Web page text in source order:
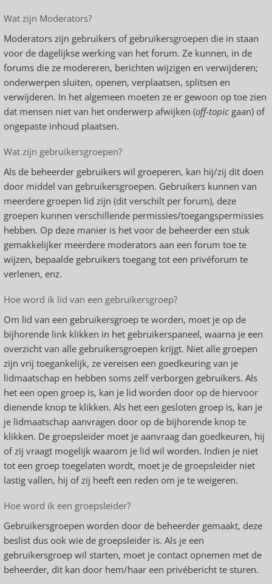
Wat zijn Moderators?
Moderators zijn gebruikers of gebruikersgroepen die in staan
voor de dagelijkse werking van het forum. Ze kunnen, in de
forums die ze modereren, berichten wijzigen en verwijderen;
onderwerpen sluiten, openen, verplaatsen, splitsen en
verwijderen. In het algemeen moeten ze er gewoon op toe zien
dat mensen niet van het onderwerp afwijken (off-topic gaan) of
ongepaste inhoud plaatsen.
Wat zijn gebruikersgroepen?
Als de beheerder gebruikers wil groeperen, kan hij/zij dit doen
door middel van gebruikersgroepen. Gebruikers kunnen van
meerdere groepen lid zijn (dit verschilt per forum), deze
groepen kunnen verschillende permissies/toegangspermissies
hebben. Op deze manier is het voor de beheerder een stuk
gemakkelijker meerdere moderators aan een forum toe te
wijzen, bepaalde gebruikers toegang tot een privéforum te
verlenen, enz.
Hoe word ik lid van een gebruikersgroep?
Om lid van een gebruikersgroep te worden, moet je op de
bijhorende link klikken in het gebruikerspaneel, waarna je een
overzicht van alle gebruikersgroepen krijgt. Niet alle groepen
zijn vrij toegankelijk, ze vereisen een goedkeuring van je
lidmaatschap en hebben soms zelf verborgen gebruikers. Als
het een open groep is, kan je lid worden door op de hiervoor
dienende knop te klikken. Als het een gesloten groep is, kan je
je lidmaatschap aanvragen door op de bijhorende knop te
klikken. De groepsleider moet je aanvraag dan goedkeuren, hij
of zij vraagt mogelijk waarom je lid wil worden. Indien je niet
tot een groep toegelaten wordt, moet je de groepsleider niet
lastig vallen, hij of zij heeft een reden om je te weigeren.
Hoe word ik een groepsleider?
Gebruikersgroepen worden door de beheerder gemaakt, deze
beslist dus ook wie de groepsleider is. Als je een
gebruikersgroep wil starten, moet je contact opnemen met de
beheerder, dit kan door hem/haar een privébericht te sturen.